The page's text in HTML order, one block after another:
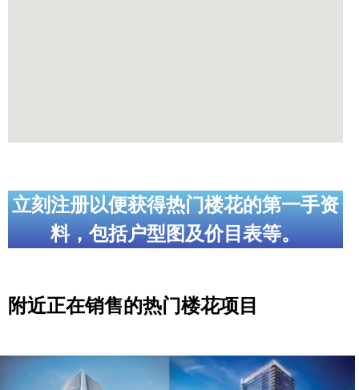
立刻注册以便获得热门楼花的第一手资
料，包括户型图及价目表等。
附近正在销售的热门楼花项目